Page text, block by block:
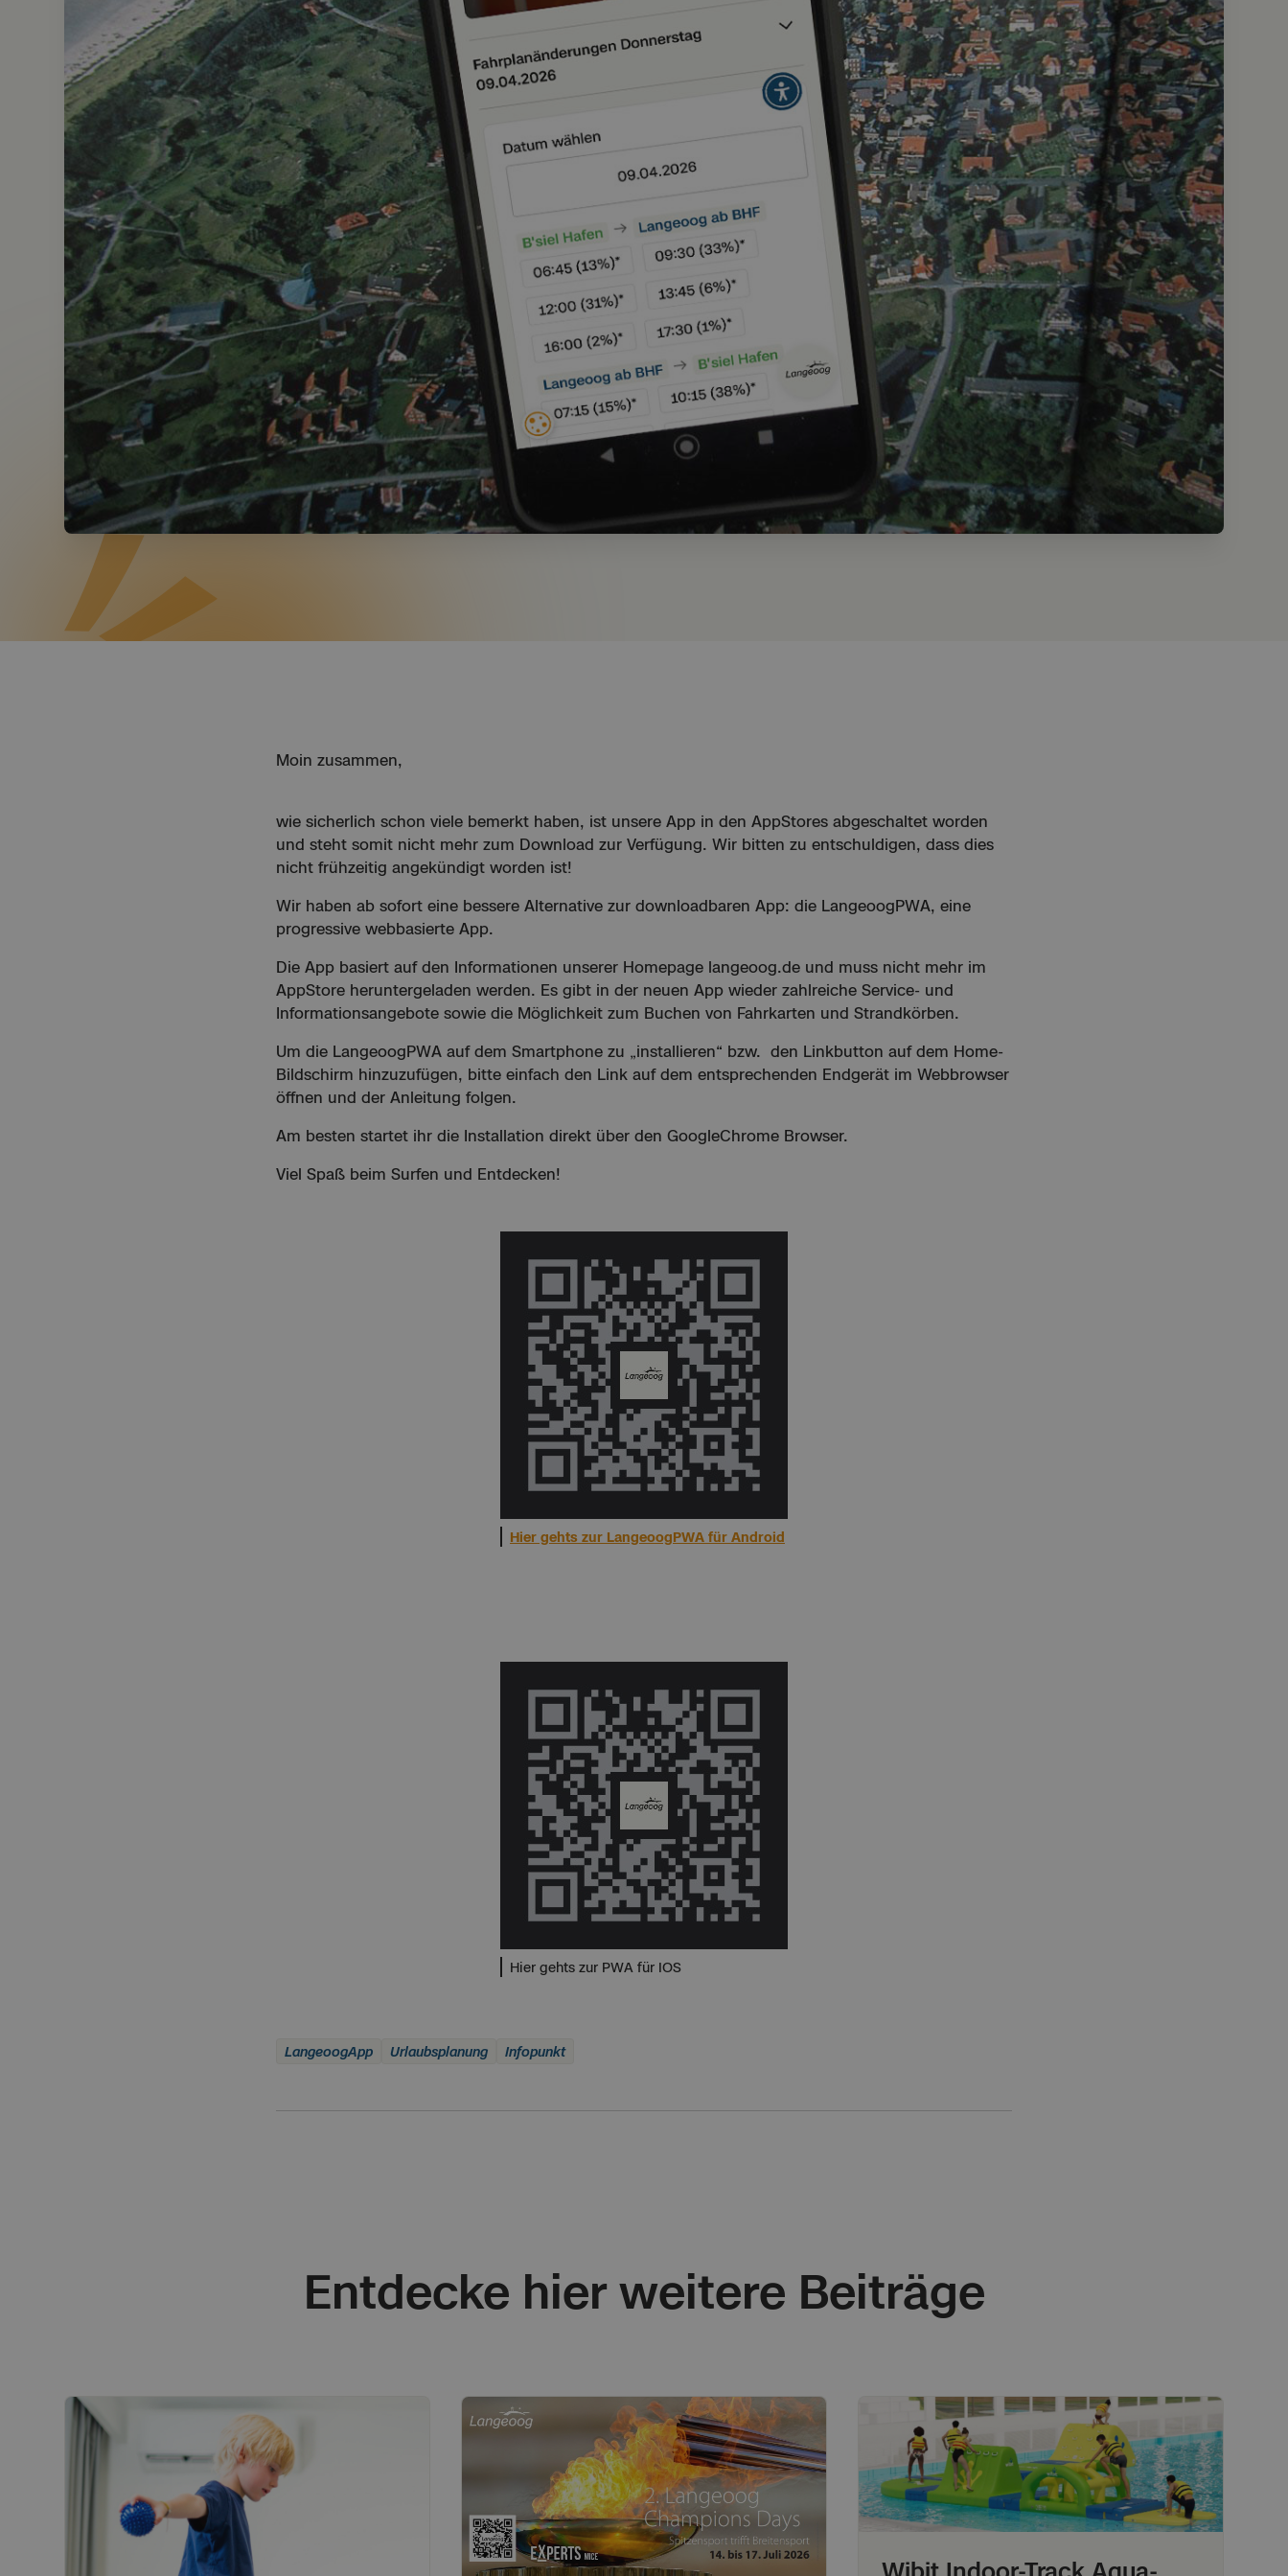
Moin zusammen,
wie sicherlich schon viele bemerkt haben, ist unsere App in den AppStores abgeschaltet worden
und steht somit nicht mehr zum Download zur Verfügung. Wir bitten zu entschuldigen, dass dies
nicht frühzeitig angekündigt worden ist!
Wir haben ab sofort eine bessere Alternative zur downloadbaren App: die LangeoogPWA, eine
progressive webbasierte App.
Die App basiert auf den Informationen unserer Homepage langeoog.de und muss nicht mehr im
AppStore heruntergeladen werden. Es gibt in der neuen App wieder zahlreiche Service- und
Informationsangebote sowie die Möglichkeit zum Buchen von Fahrkarten und Strandkörben.
Um die LangeoogPWA auf dem Smartphone zu „installieren“ bzw. den Linkbutton auf dem Home-
Bildschirm hinzuzufügen, bitte einfach den Link auf dem entsprechenden Endgerät im Webbrowser
öffnen und der Anleitung folgen.
Am besten startet ihr die Installation direkt über den GoogleChrome Browser.
Viel Spaß beim Surfen und Entdecken!
Hier gehts zur LangeoogPWA für Android
Hier gehts zur PWA für IOS
LangeoogApp Urlaubsplanung Infopunkt
Entdecke hier weitere Beiträge